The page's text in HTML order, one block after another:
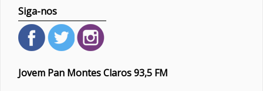
Siga-nos
Jovem Pan Montes Claros 93,5 FM